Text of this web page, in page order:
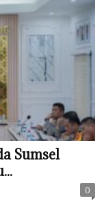
Sumsel
0